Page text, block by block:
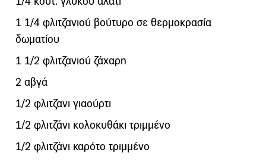
1 1/4 φλιτζανιού βούτυρο σε θερμοκρασία
δωματίου
1 1/2 φλιτζανιού ζάχαρη
2 αβγά
1/2 φλιτζανι γιαούρτι
1/2 φλιτζάνι κολοκυθάκι τριμμένο
1/2 φλιτζάνι καρότο τριμμένο